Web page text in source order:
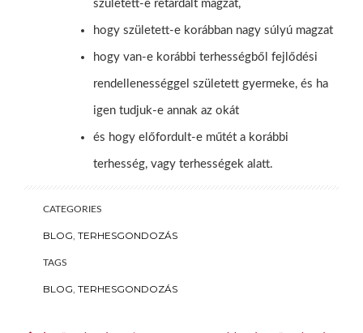
született-e retardált magzat,
hogy született-e korábban nagy súlyú magzat
hogy van-e korábbi terhességből fejlődési
rendellenességgel született gyermeke, és ha
igen tudjuk-e annak az okát
és hogy előfordult-e műtét a korábbi
terhesség, vagy terhességek alatt.
CATEGORIES
BLOG TERHESGONDOZÁS
TAGS
BLOG TERHESGONDOZÁS